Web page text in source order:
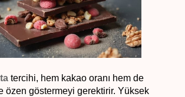
tercihi, hem kakao oranı hem de
özen göstermeyi gerektirir. Yüksek